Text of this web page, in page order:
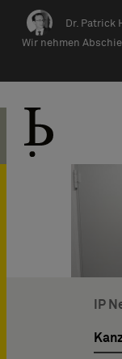
Zum Inhalt springen
Dr. Patrick
Wir nehmen
IP